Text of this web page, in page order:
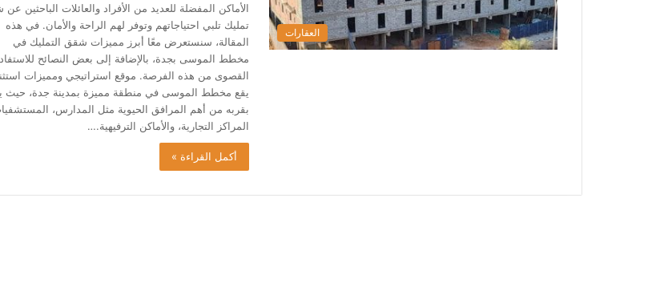
العقارات
الأماكن المفضلة للعديد من الأفراد والعائلات الباحثين
تمليك تلبي احتياجاتهم وتوفر لهم الراحة والأمان. في هذه
المقالة، سنستعرض معًا أبرز مميزات شقق التمليك في
مخطط الموسى بجدة، بالإضافة إلى بعض النصائح
القصوى من هذه الفرصة. موقع استراتيجي ومميزات
يقع مخطط الموسى في منطقة مميزة بمدينة جدة، حيث
بقربه من أهم المرافق الحيوية مثل المدارس،
المراكز التجارية، والأماكن الترفيهية.…
أكمل القراءة »